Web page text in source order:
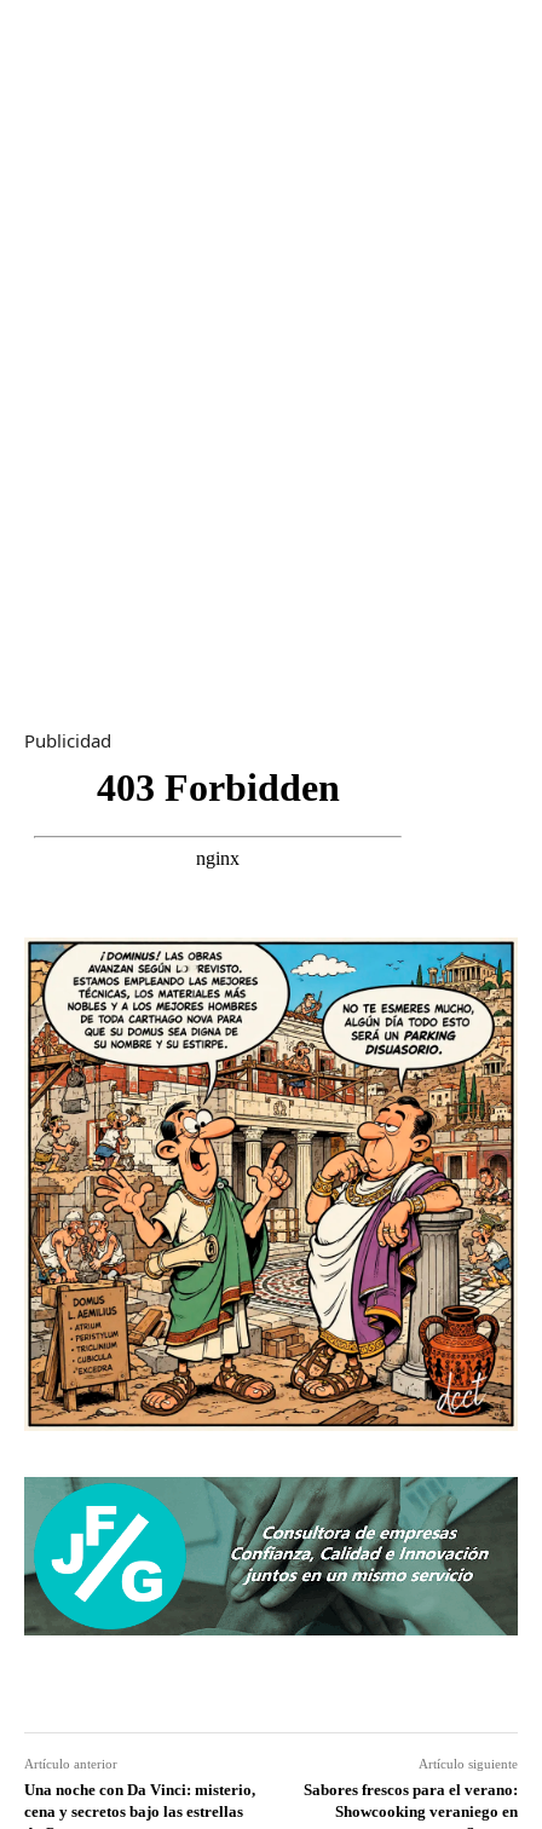
Publicidad
Artículo anterior
Una noche con Da Vinci: misterio,
cena y secretos bajo las estrellas
Artículo siguiente
Sabores frescos para el verano:
Showcooking veraniego en